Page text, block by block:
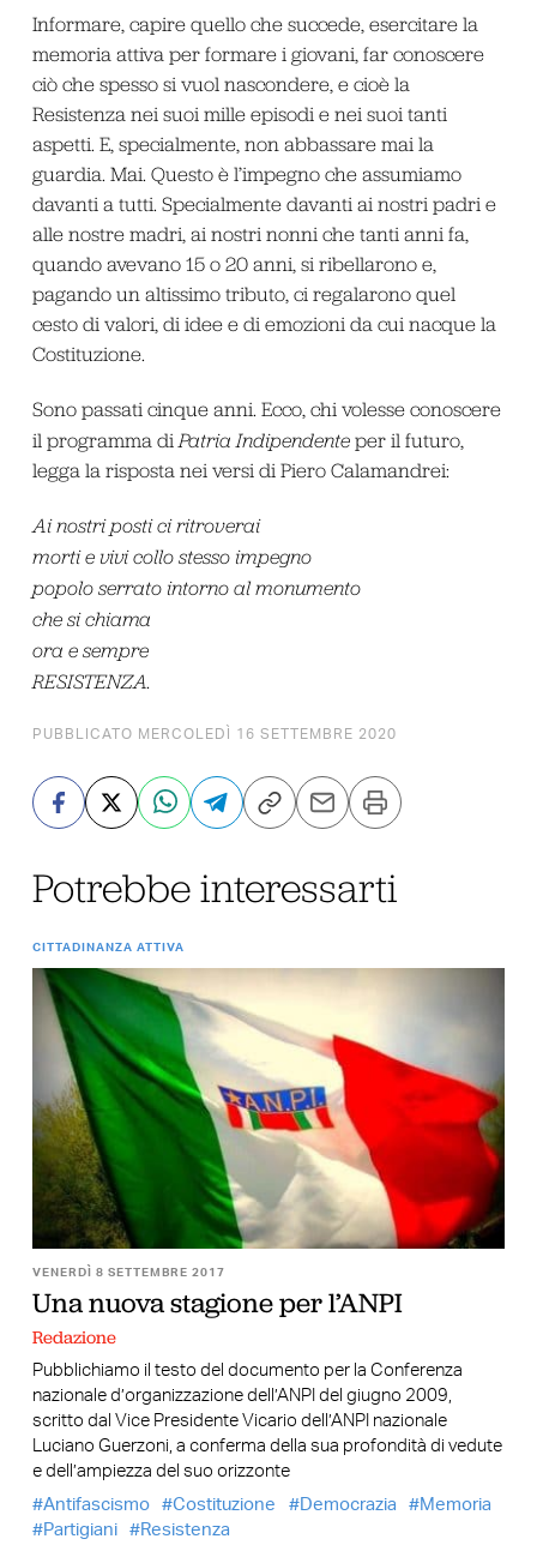
Informare, capire quello che succede, esercitare la
memoria attiva per formare i giovani, far conoscere
ciò che spesso si vuol nascondere, e cioè la
Resistenza nei suoi mille episodi e nei suoi tanti
aspetti. E, specialmente, non abbassare mai la
guardia. Mai. Questo è l’impegno che assumiamo
davanti a tutti. Specialmente davanti ai nostri padri e
alle nostre madri, ai nostri nonni che tanti anni fa,
quando avevano 15 o 20 anni, si ribellarono e,
pagando un altissimo tributo, ci regalarono quel
cesto di valori, di idee e di emozioni da cui nacque la
Costituzione.
Sono passati cinque anni. Ecco, chi volesse conoscere
il programma di Patria Indipendenteper il futuro,
legga la risposta nei versi di Piero Calamandrei:
Ai nostri posti ci ritroverai
morti e vivi collo stesso impegno
popolo serrato intorno al monumento
che si chiama
ora e sempre
RESISTENZA.
PUBBLICATO MERCOLEDÌ 16 SETTEMBRE 2020
Potrebbe interessarti
CITTADINANZA ATTIVA
VENERDÌ 8 SETTEMBRE 2017
Una nuova stagione per l’ANPI
Redazione
Pubblichiamo il testo del documento per la Conferenza
nazionale d’organizzazione dell’ANPI del giugno 2009,
scritto dal Vice Presidente Vicario dell’ANPI nazionale
Luciano Guerzoni, a conferma della sua profondità di vedute
e dell’ampiezza del suo orizzonte
Antifascismo
Costituzione Democrazia
Memoria
Partigiani
Resistenza